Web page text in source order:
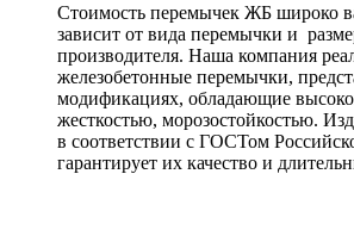
Стоимость перемычек ЖБ широко
зависит от вида перемычки и
производителя. Наша компания
железобетонные перемычки,
модификациях, обладающие
жесткостью, морозостойкостью.
в соответствии с ГОСТом
гарантирует их качество и